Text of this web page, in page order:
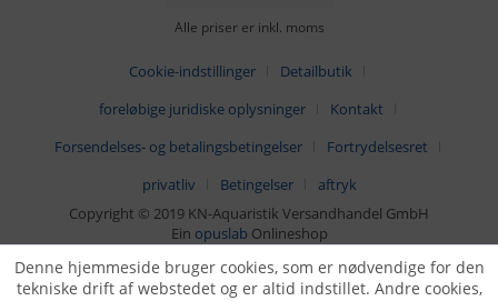
Alle priser er inkl. moms
Cookie-indstillinger
Detailbutik
foreløbige juridiske oplysninger
Kontakt
Forsendelses- og betalingsbetingelser
Fortrydelsesret
privatliv
Betingelser
aftryk
Copyright © 2019 KN-Aquaristik Versandhandel GmbH
Ein opuslab Onlineshop
Denne hjemmeside bruger cookies, som er nødvendige for den
tekniske drift af webstedet og er altid indstillet. Andre cookies,